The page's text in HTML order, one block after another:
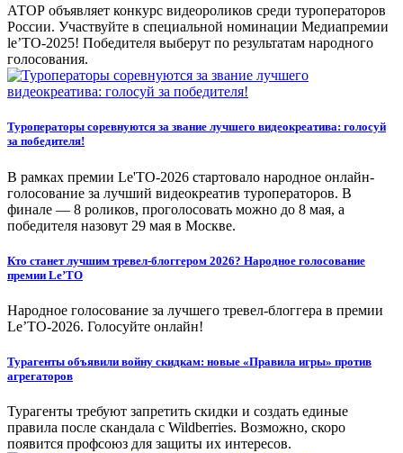
АТОР объявляет конкурс видеороликов среди туроператоров
России. Участвуйте в специальной номинации Медиапремии
le’TO-2025! Победителя выберут по результатам народного
голосования.
Туроператоры соревнуются за звание лучшего видеокреатива: голосуй
за победителя!
В рамках премии Le'TO-2026 стартовало народное онлайн-
голосование за лучший видеокреатив туроператоров. В
финале — 8 роликов, проголосовать можно до 8 мая, а
победителя назовут 29 мая в Москве.
Кто станет лучшим тревел-блоггером 2026? Народное голосование
премии Le’TO
Народное голосование за лучшего тревел-блоггера в премии
Le’TO-2026. Голосуйте онлайн!
Турагенты объявили войну скидкам: новые «Правила игры» против
агрегаторов
Турагенты требуют запретить скидки и создать единые
правила после скандала с Wildberries. Возможно, скоро
появится профсоюз для защиты их интересов.